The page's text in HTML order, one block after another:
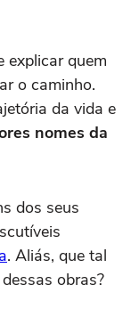
explicar quem
o caminho.
da vida e
nomes da
dos seus
. Aliás, que tal
obras?